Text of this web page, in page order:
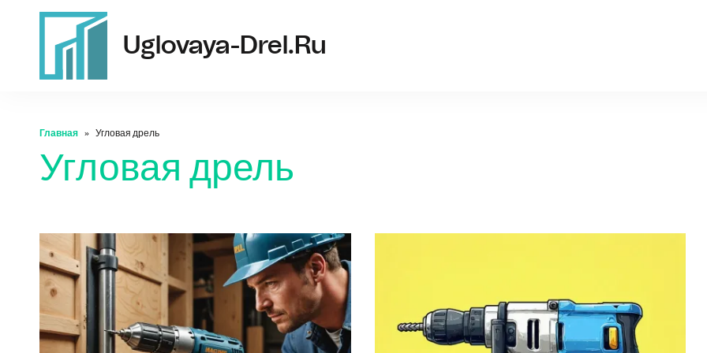
Uglovaya-Drel.ru
Главная Угловая дрель
Угловая дрель